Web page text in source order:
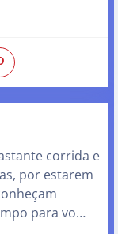
corrida e
por estarem
para vo…